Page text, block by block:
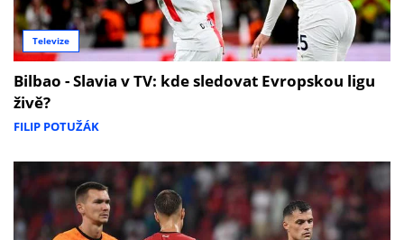
Televize
Bilbao - Slavia v TV: kde sledovat Evropskou ligu
živě?
FILIP POTUŽÁK